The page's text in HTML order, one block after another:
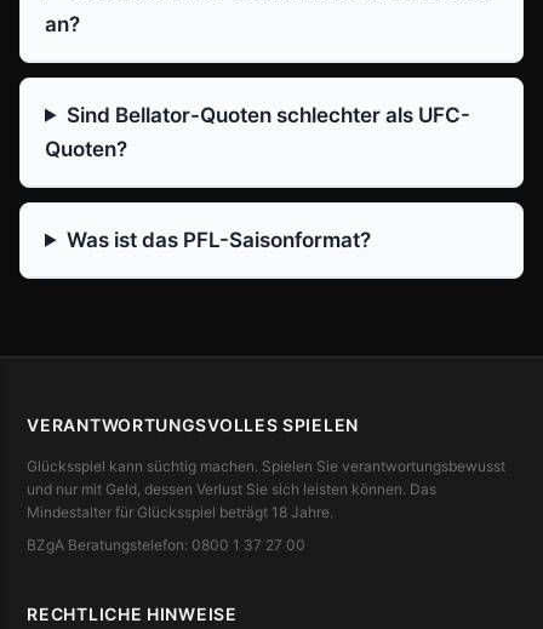
an?
Sind Bellator-Quoten schlechter als UFC-
Quoten?
Was ist das PFL-Saisonformat?
VERANTWORTUNGSVOLLES SPIELEN
Glücksspiel kann süchtig machen. Spielen Sie verantwortungsbewusst
und nur mit Geld, dessen Verlust Sie sich leisten können. Das
Mindestalter für Glücksspiel beträgt 18 Jahre.
BZgA Beratungstelefon: 0800 1 37 27 00
RECHTLICHE HINWEISE